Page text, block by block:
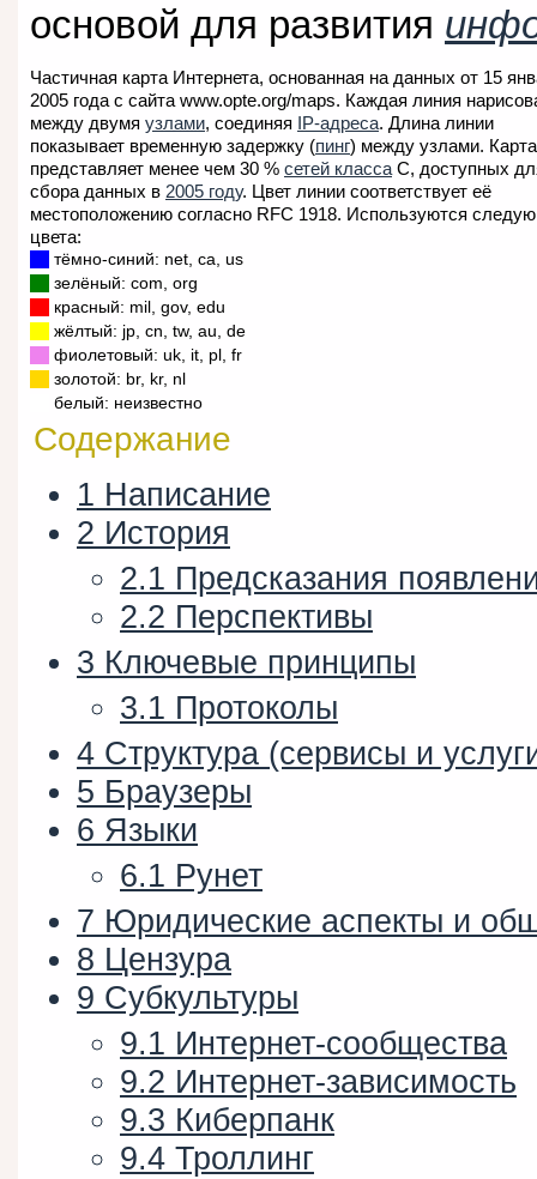
основой для развития
Частичная карта Интернета, основанная на данных от 15
2005 года с сайта www.opte.org/maps. Каждая линия
между двумя узлами, соединяя IP-адреса. Длина линии
показывает временную задержку (пинг) между узлами. Карта
представляет менее чем 30 % сетей класса C, доступных
сбора данных в 2005 году. Цвет линии соответствует её
местоположению согласно RFC 1918. Используются
цвета:
тёмно-синий: net, ca, us
зелёный: com, org
красный: mil, gov, edu
жёлтый: jp, cn, tw, au, de
фиолетовый: uk, it, pl, fr
золотой: br, kr, nl
белый: неизвестно
Содержание
1 Написание
2 История
2.1 Предсказания
2.2 Перспективы
3 Ключевые принципы
3.1 Протоколы
4 Структура (сервисы и
5 Браузеры
6 Языки
6.1 Рунет
7 Юридические аспекты и
8 Цензура
9 Субкультуры
9.1 Интернет-сообщества
9.2 Интернет-зависимость
9.3 Киберпанк
9.4 Троллинг